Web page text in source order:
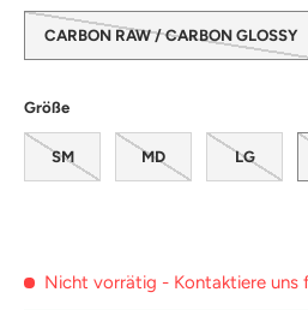
CARBON RAW / CARBON GLOSSY
Größe
SM MD LG
Nicht vorrätig - Kontaktiere uns